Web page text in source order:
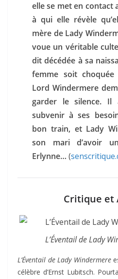
elle se met en contact
à qui elle révèle
mère de Lady
voue un véritable
dit décédée à sa
femme soit
Lord Windermere
garder le silence. Il
subvenir à ses
bon train, et Lady
son mari d’avoir
Erlynne… (
Critique et
L’Éventail de Lady
L’Éventail de Lady Windermere
célèbre d’Ernst Lubitsch.